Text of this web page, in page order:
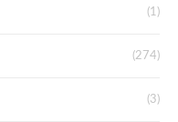
(1)
(274)
(3)